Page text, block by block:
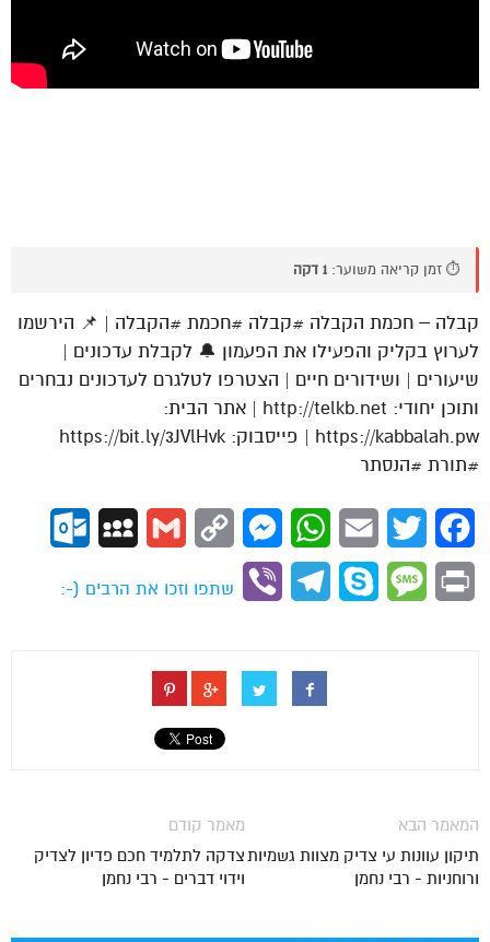
⏱️ זמן קריאה משוער: 1 דקה
קבלה – חכמת הקבלה #קבלה #חכמת #הקבלה | 📌 הירשמו
לערוץ בקליק והפעילו את הפעמון 🔔 לקבלת עדכונים |
שיעורים | ושידורים חיים | הצטרפו לטלגרם לעדכונים נבחרים
ותוכן יחודי: http://telkb.net | אתר הבית:
https://kabbalah.pw | פייסבוק: https://bit.ly/3JVlHvk
#תורת #הנסתר
Facebook
Twitter
Email
WhatsApp
Messenger
Copy
Gmail
MySpace
Print
Message
Skype
Telegram
Viber
שתפו וזכו את הרבים (-:
מאמר קודם
צדקה לתלמיד חכם פדיון לצדיק
וידוי דברים - רבי נחמן
המאמר הבא
תיקון עוונות עי צדיק מצוות גשמיות
ורוחניות - רבי נחמן